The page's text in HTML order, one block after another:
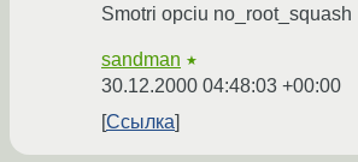
Smotri opciu no_root_squash
sandman ★
30.12.2000 04:48:03 +00:00
Ссылка